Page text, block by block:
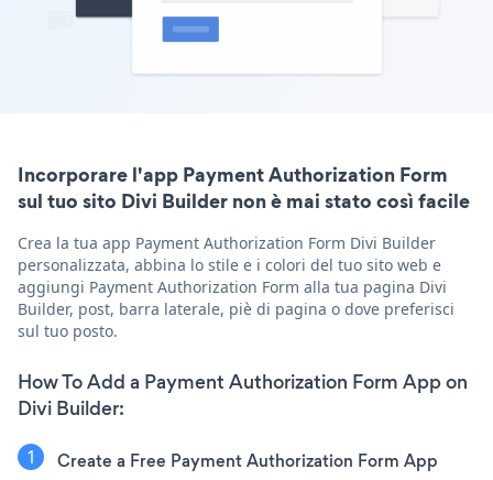
Incorporare l'app Payment Authorization Form
sul tuo sito Divi Builder non è mai stato così facile
Crea la tua app Payment Authorization Form Divi Builder
personalizzata, abbina lo stile e i colori del tuo sito web e
aggiungi Payment Authorization Form alla tua pagina Divi
Builder, post, barra laterale, piè di pagina o dove preferisci
sul tuo posto.
How To Add a Payment Authorization Form App on
Divi Builder:
Create a Free Payment Authorization Form App